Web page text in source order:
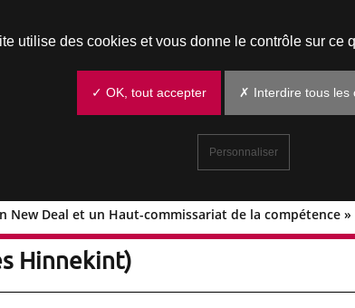
New Deal et un Haut-commissariat de la compétence
un New Deal et un Haut-
Hinnekint)
utilise des cookies et vous donne le contrôle sur ce
✓ OK, tout accepter ✗ Interdire tous les
Personnaliser